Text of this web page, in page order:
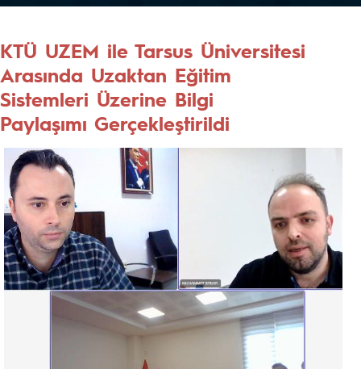
KTÜ UZEM ile Tarsus Üniversitesi
Arasında Uzaktan Eğitim
Sistemleri Üzerine Bilgi
Paylaşımı Gerçekleştirildi